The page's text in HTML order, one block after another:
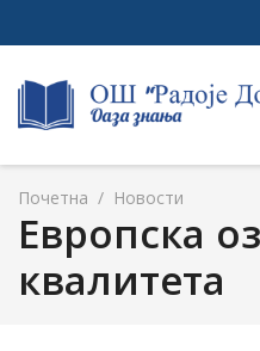
Почетна / Новости
Европска
квалитета